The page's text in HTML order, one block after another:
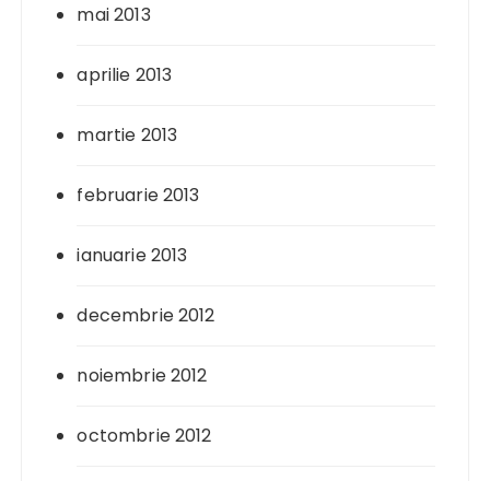
mai 2013
aprilie 2013
martie 2013
februarie 2013
ianuarie 2013
decembrie 2012
noiembrie 2012
octombrie 2012